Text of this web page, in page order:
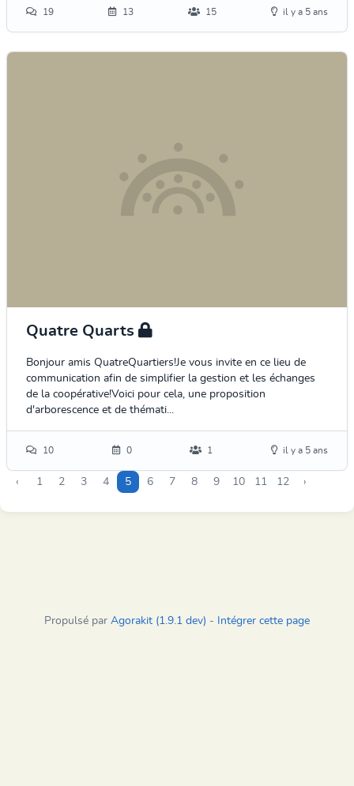
19 13 15 il y a 5 ans
Quatre Quarts
Bonjour amis QuatreQuartiers!Je vous invite en ce lieu de
communication afin de simplifier la gestion et les échanges
de la coopérative!Voici pour cela, une proposition
d'arborescence et de thémati...
10 0 1 il y a 5 ans
‹ 1 2 3 4 5 6 7 8 9 10 11 12 ›
Propulsé par Agorakit (1.9.1 dev) - Intégrer cette page